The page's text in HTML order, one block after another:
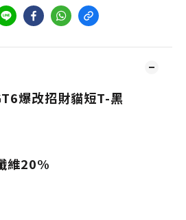
爆改招財貓短T-黑
維20%